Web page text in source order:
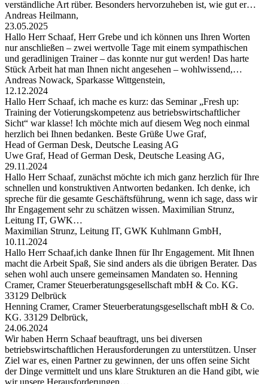
verständliche Art rüber. Besonders hervorzuheben ist, wie gut er…
Andreas Heilmann,
23.05.2025
Hallo Herr Schaaf, Herr Grebe und ich können uns Ihren Worten
nur anschließen – zwei wertvolle Tage mit einem sympathischen
und geradlinigen Trainer – das konnte nur gut werden! Das harte
Stück Arbeit hat man Ihnen nicht angesehen – wohlwissend,…
Andreas Nowack, Sparkasse Wittgenstein,
12.12.2024
Hallo Herr Schaaf, ich mache es kurz: das Seminar „Fresh up:
Training der Votierungskompetenz aus betriebswirtschaftlicher
Sicht“ war klasse! Ich möchte mich auf diesem Weg noch einmal
herzlich bei Ihnen bedanken. Beste Grüße Uwe Graf,
Head of German Desk, Deutsche Leasing AG
Uwe Graf, Head of German Desk, Deutsche Leasing AG,
29.11.2024
Hallo Herr Schaaf, zunächst möchte ich mich ganz herzlich für Ihre
schnellen und konstruktiven Antworten bedanken. Ich denke, ich
spreche für die gesamte Geschäftsführung, wenn ich sage, dass wir
Ihr Engagement sehr zu schätzen wissen. Maximilian Strunz,
Leitung IT, GWK…
Maximilian Strunz, Leitung IT, GWK Kuhlmann GmbH,
10.11.2024
Hallo Herr Schaaf,ich danke Ihnen für Ihr Engagement. Mit Ihnen
macht die Arbeit Spaß, Sie sind anders als die übrigen Berater. Das
sehen wohl auch unsere gemeinsamen Mandaten so. Henning
Cramer, Cramer Steuerberatungsgesellschaft mbH & Co. KG.
33129 Delbrück
Henning Cramer, Cramer Steuerberatungsgesellschaft mbH & Co.
KG. 33129 Delbrück,
24.06.2024
Wir haben Herrn Schaaf beauftragt, uns bei diversen
betriebswirtschaftlichen Herausforderungen zu unterstützen. Unser
Ziel war es, einen Partner zu gewinnen, der uns offen seine Sicht
der Dinge vermittelt und uns klare Strukturen an die Hand gibt, wie
wir unsere Herausforderungen…